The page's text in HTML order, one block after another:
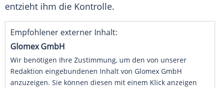
entzieht ihm die Kontrolle.
Empfohlener externer Inhalt:
Glomex GmbH
Wir benötigen Ihre Zustimmung, um den von unserer
Redaktion eingebundenen Inhalt von Glomex GmbH
anzuzeigen. Sie können diesen mit einem Klick anzeigen